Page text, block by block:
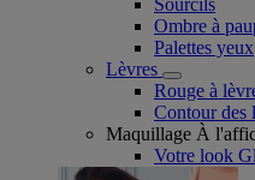
Sourcils
Ombre à
Palettes yeux
Lèvres
Rouge à
Contour des
Maquillage À
Votre look